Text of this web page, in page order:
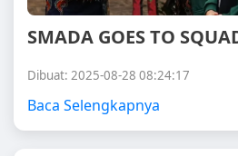
SMADA GOES TO
Dibuat: 2025-08-28 08:24:17
Baca Selengkapnya